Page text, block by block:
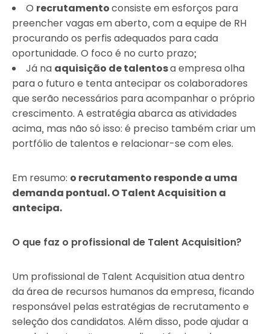
O recrutamentoconsiste em esforços para
preencher vagas em aberto, com a equipe de RH
procurando os perfis adequados para cada
oportunidade. O foco é no curto prazo;
Já na aquisição de talentosa empresa olha
para o futuro e tenta antecipar os colaboradores
que serão necessários para acompanhar o próprio
crescimento. A estratégia abarca as atividades
acima, mas não só isso: é preciso também criar um
portfólio de talentos e relacionar-se com eles.
Em resumo: o recrutamento responde a uma
demanda pontual. O Talent Acquisition a
antecipa.
O que faz o profissional de Talent Acquisition?
Um profissional de Talent Acquisition atua dentro
da área de recursos humanos da empresa, ficando
responsável pelas estratégias de recrutamento e
seleção dos candidatos. Além disso, pode ajudar a